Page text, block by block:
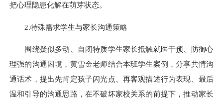
把心理隐患化解在萌芽状态。
2.特殊需求学生与家长沟通策略
围绕疑似多动、自闭特质学生家长抵触就医干预、防御心
理强的沟通困境，黄雪金老师结合本班学生案例，分享共情沟
通话术，提出先肯定孩子闪光点、再客观描述行为表现、最后
温和引导的沟通思路，在不破坏家校关系的前提下，推动家长